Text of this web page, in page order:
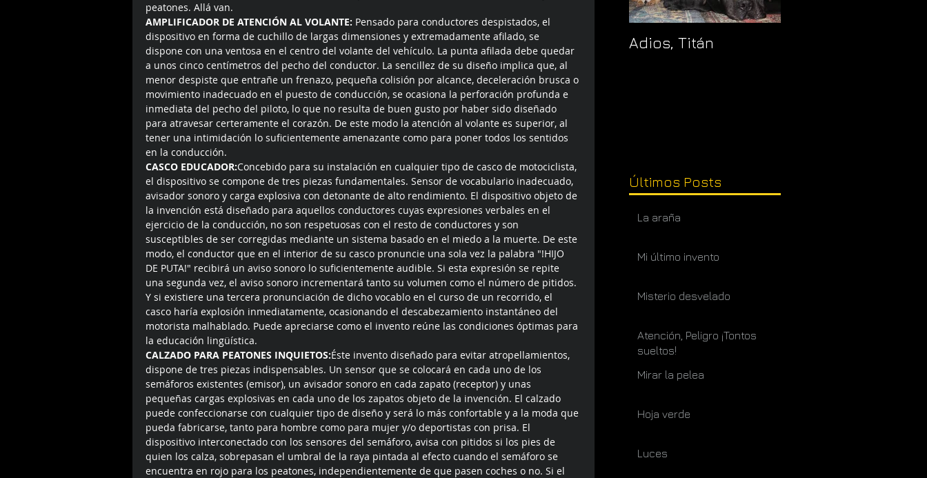
peatones. Allá van.
AMPLIFICADOR DE ATENCIÓN AL VOLANTE: Pensado para conductores despistados, el
dispositivo en forma de cuchillo de largas dimensiones y extremadamente afilado, se
dispone con una ventosa en el centro del volante del vehículo. La punta afilada debe quedar
a unos cinco centímetros del pecho del conductor. La sencillez de su diseño implica que, al
menor despiste que entrañe un frenazo, pequeña colisión por alcance, deceleración brusca o
movimiento inadecuado en el puesto de conducción, se ocasiona la perforación profunda e
inmediata del pecho del piloto, lo que no resulta de buen gusto por haber sido diseñado
para atravesar certeramente el corazón. De este modo la atención al volante es superior, al
tener una intimidación lo suficientemente amenazante como para poner todos los sentidos
en la conducción.
CASCO EDUCADOR:Concebido para su instalación en cualquier tipo de casco de motociclista,
el dispositivo se compone de tres piezas fundamentales. Sensor de vocabulario inadecuado,
avisador sonoro y carga explosiva con detonante de alto rendimiento. El dispositivo objeto de
la invención está diseñado para aquellos conductores cuyas expresiones verbales en el
ejercicio de la conducción, no son respetuosas con el resto de conductores y son
susceptibles de ser corregidas mediante un sistema basado en el miedo a la muerte. De este
modo, el conductor que en el interior de su casco pronuncie una sola vez la palabra "!HIJO
DE PUTA!" recibirá un aviso sonoro lo suficientemente audible. Si esta expresión se repite
una segunda vez, el aviso sonoro incrementará tanto su volumen como el número de pitidos.
Y si existiere una tercera pronunciación de dicho vocablo en el curso de un recorrido, el
casco haría explosión inmediatamente, ocasionando el descabezamiento instantáneo del
motorista malhablado. Puede apreciarse como el invento reúne las condiciones óptimas para
la educación lingüística.
CALZADO PARA PEATONES INQUIETOS:Éste invento diseñado para evitar atropellamientos,
dispone de tres piezas indispensables. Un sensor que se colocará en cada uno de los
semáforos existentes (emisor), un avisador sonoro en cada zapato (receptor) y unas
pequeñas cargas explosivas en cada uno de los zapatos objeto de la invención. El calzado
puede confeccionarse con cualquier tipo de diseño y será lo más confortable y a la moda que
pueda fabricarse, tanto para hombre como para mujer y/o deportistas con prisa. El
dispositivo interconectado con los sensores del semáforo, avisa con pitidos si los pies de
quien los calza, sobrepasan el umbral de la raya pintada al efecto cuando el semáforo se
encuentra en rojo para los peatones, independientemente de que pasen coches o no. Si el
Adios, Titán
Últimos Posts
La araña
Mi último invento
Misterio desvelado
Atención, Peligro ¡Tontos
sueltos!
Mirar la pelea
Hoja verde
Luces